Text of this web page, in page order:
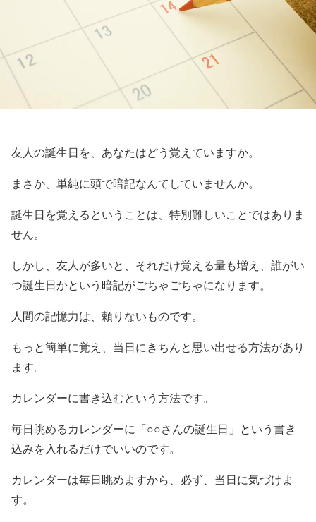
友人の誕生日を、あなたはどう覚えていますか。
まさか、単純に頭で暗記なんてしていませんか。
誕生日を覚えるということは、特別難しいことではありま
せん。
しかし、友人が多いと、それだけ覚える量も増え、誰がい
つ誕生日かという暗記がごちゃごちゃになります。
人間の記憶力は、頼りないものです。
もっと簡単に覚え、当日にきちんと思い出せる方法があり
ます。
カレンダーに書き込むという方法です。
毎日眺めるカレンダーに「○○さんの誕生日」という書き
込みを入れるだけでいいのです。
カレンダーは毎日眺めますから、必ず、当日に気づけま
す。